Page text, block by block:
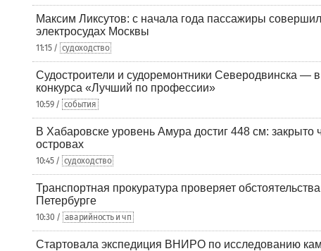
Максим Ликсутов: с начала года пассажиры
электросудах Москвы
11:15 / судоходство
Судостроители и судоремонтники Северодвинска —
конкурса «Лучший по профессии»
10:59 / события
В Хабаровске уровень Амура достиг 448 см: закрыто
островах
10:45 / судоходство
Транспортная прокуратура проверяет
Петербурге
10:30 / аварийность и чп
Стартовала экспедиция ВНИРО по исследованию